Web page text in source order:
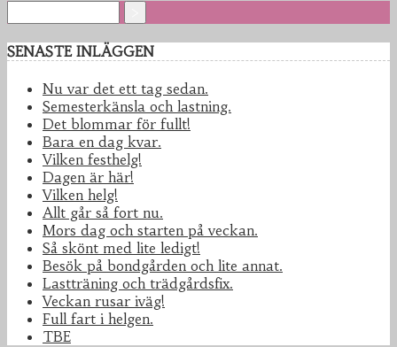
SENASTE INLÄGGEN
Nu var det ett tag sedan.
Semesterkänsla och lastning.
Det blommar för fullt!
Bara en dag kvar.
Vilken festhelg!
Dagen är här!
Vilken helg!
Allt går så fort nu.
Mors dag och starten på veckan.
Så skönt med lite ledigt!
Besök på bondgården och lite annat.
Lastträning och trädgårdsfix.
Veckan rusar iväg!
Full fart i helgen.
TBE